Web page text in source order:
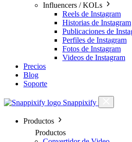
Influencers / KOLs
Reels de Instagram
Historias de Instagram
Publicaciones de
Perfiles de Instagram
Fotos de Instagram
Videos de Instagram
Precios
Blog
Soporte
Snappixify
Productos
Productos